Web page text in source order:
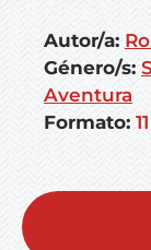
Autor/a:
Género/s:
Aventura
Formato: